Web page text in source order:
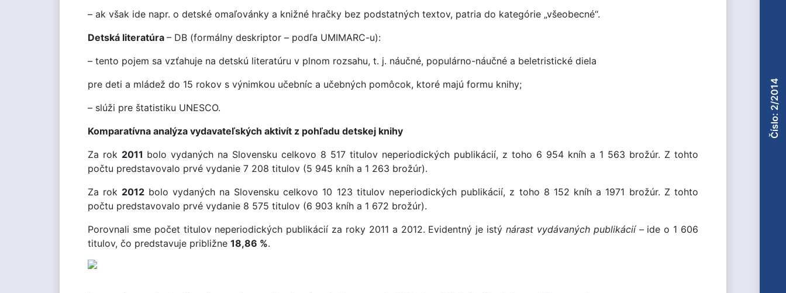
– ak však ide napr. o detské omaľovánky a knižné hračky bez podstatných textov, patria do kategórie „všeobecné“.
Detská literatúra – DB (formálny deskriptor – podľa UMIMARC-u):
– tento pojem sa vzťahuje na detskú literatúru v plnom rozsahu, t. j. náučné, populárno-náučné a beletristické diela
pre deti a mládež do 15 rokov s výnimkou učebníc a učebných pomôcok, ktoré majú formu knihy;
– slúži pre štatistiku UNESCO.
Komparatívna analýza vydavateľských aktivít z pohľadu detskej knihy
Za rok 2011 bolo vydaných na Slovensku celkovo 8 517 titulov neperiodických publikácií, z toho 6 954 kníh a 1 563 brožúr. Z tohto
počtu predstavovalo prvé vydanie 7 208 titulov (5 945 kníh a 1 263 brožúr).
Za rok 2012 bolo vydaných na Slovensku celkovo 10 123 titulov neperiodických publikácií, z toho 8 152 kníh a 1971 brožúr. Z tohto
počtu predstavovalo prvé vydanie 8 575 titulov (6 903 kníh a 1 672 brožúr).
Porovnali sme počet titulov neperiodických publikácií za roky 2011 a 2012. Evidentný je istý nárast vydávaných publikácií – ide o 1 606
titulov, čo predstavuje približne 18,86 %.
Číslo: 2/2014